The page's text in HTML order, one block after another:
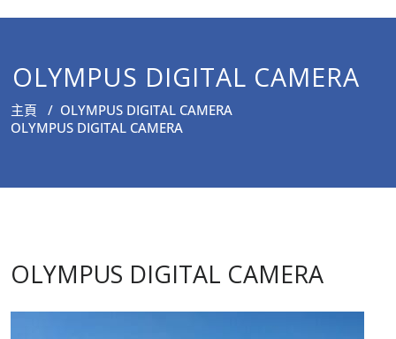
OLYMPUS DIGITAL CAMERA
主頁 / OLYMPUS DIGITAL CAMERA
OLYMPUS DIGITAL CAMERA
OLYMPUS DIGITAL CAMERA